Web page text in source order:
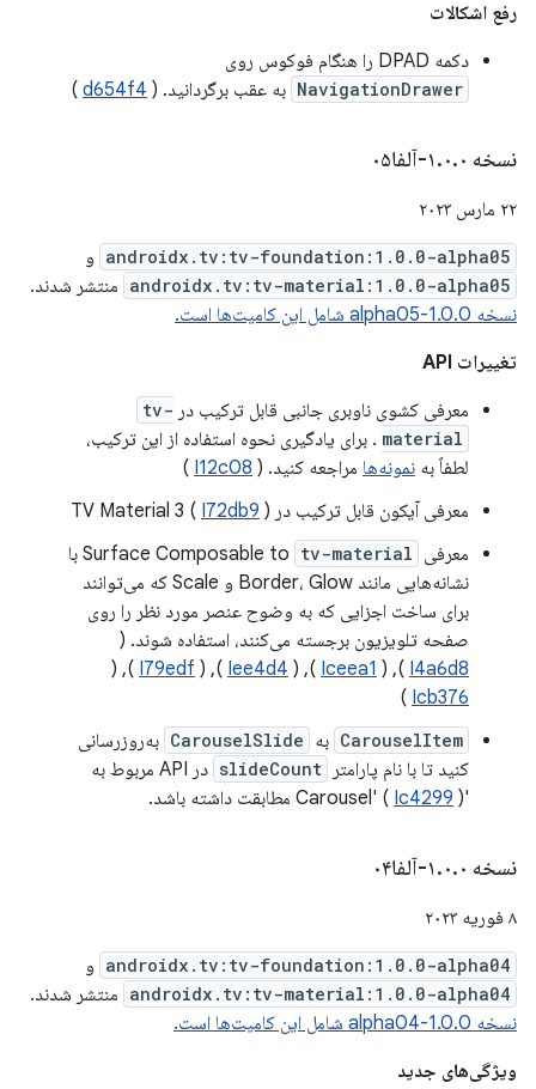
رفع اشکالات
دکمه DPAD را هنگام فوکوس روی
NavigationDrawer به عقب برگردانید. ( d654f4
)
نسخه ۱ .۰.۰-آلفا۰۵
۲۲ مارس ۲۰۲۳
androidx.tv:tv-foundation:1.0.0-alpha05 و
androidx.tv:tv-material:1.0.0-alpha05 منتشر شدند.
نسخه 1.0.0-alpha05 شامل این کامیت‌ها است.
تغییرات API
معرفی کشوی ناوبری جانبی قابل ترکیب در tv-
material . برای یادگیری نحوه استفاده از این ترکیب،
لطفاً به نمونه‌ها مراجعه کنید. ( I12c08
)
معرفی آیکون قابل ترکیب در TV Material 3 (
I72db9 )
معرفی Surface Composable to tv-material
با
نشانه‌هایی مانند Border، Glow و Scale که می‌توانند
برای ساخت اجزایی که به وضوح عنصر مورد نظر را روی
صفحه تلویزیون برجسته می‌کنند، استفاده شوند. (
I4a6d8
), (
Iceea1
), (
Iee4d4
), (
I79edf
), (
Icb376
)
CarouselItem به CarouselSlide به‌روزرسانی
کنید تا با نام پارامتر
slideCount
در API مربوط به
'Carousel' (
Ic4299 ) مطابقت داشته باشد.
نسخه ۱ .۰.۰-آلفا۰۴
۸ فوریه ۲۰۲۳
androidx.tv:tv-foundation:1.0.0-alpha04 و
androidx.tv:tv-material:1.0.0-alpha04 منتشر شدند.
نسخه 1.0.0-alpha04 شامل این کامیت‌ها است.
ویژگی‌های جدید